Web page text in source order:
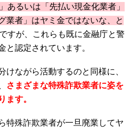
あるいは「先払い現金化業者」
業者」はヤミ金ではないな、と
ですが、これらも既に金融庁と警
と認定されています。
けながら活動するのと同様に、
さまざまな特殊詐欺業者に姿を
ます。
特殊詐欺業者が一旦廃業してヤ